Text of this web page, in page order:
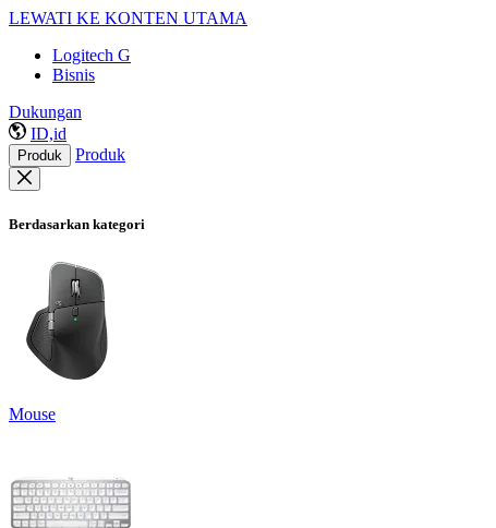
LEWATI KE KONTEN UTAMA
Logitech G
Bisnis
Dukungan
ID,id
Produk Produk
Berdasarkan kategori
Mouse